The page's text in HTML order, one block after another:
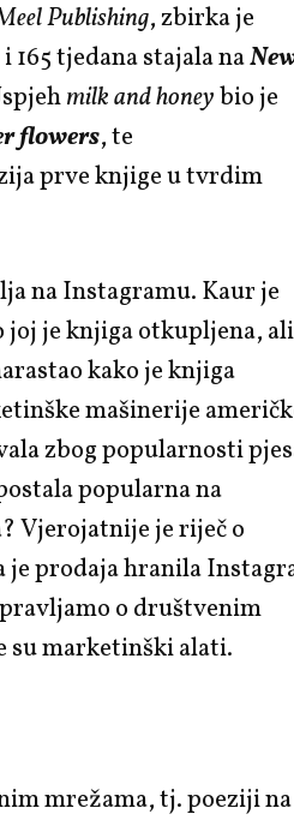
Publishing, zbirka je
tjedana stajala na
milk and honeybio je
flowers, te
prve knjige u tvrdim
na Instagramu. Kaur je
je knjiga otkupljena,
kako je knjiga
mašinerije
zbog popularnosti
popularna na
Vjerojatnije je riječ o
prodaja hranila
o društvenim
su marketinški alati.
mrežama, tj. poeziji na